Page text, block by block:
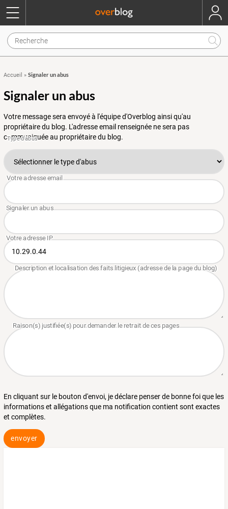
Accueil » Signaler un abus
Signaler un abus
Votre message sera envoyé à l'équipe d'Overblog ainsi qu'au
propriétaire du blog. L'adresse email renseignée ne sera pas
communiquée au propriétaire du blog.
En cliquant sur le bouton d'envoi, je déclare penser de bonne foi que les
informations et allégations que ma notification contient sont exactes
et complètes.
envoyer